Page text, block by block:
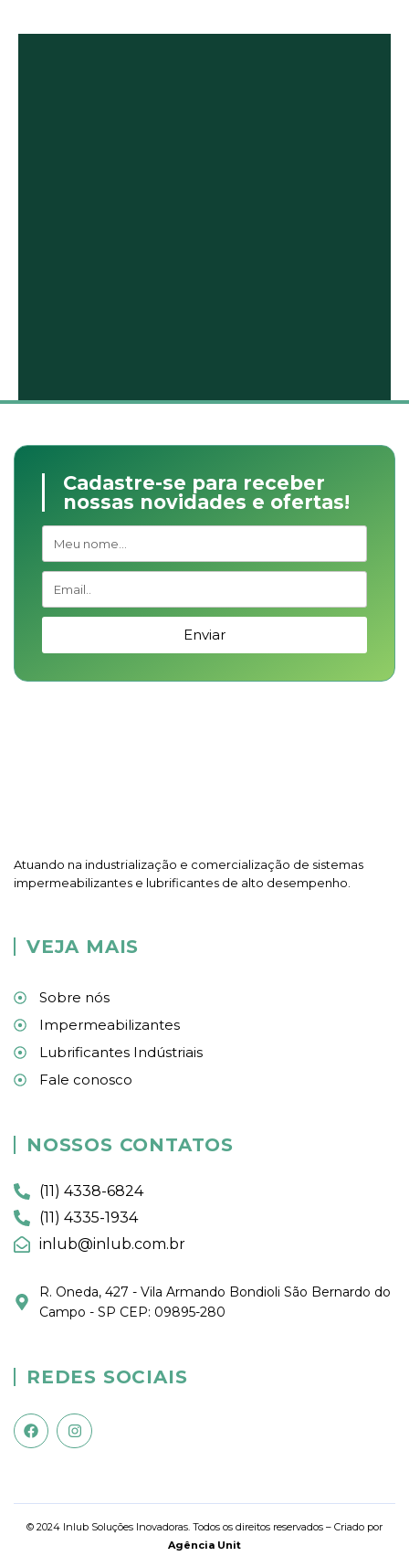
Cadastre-se para receber
nossas novidades e ofertas!
Enviar
Atuando na industrialização e comercialização de sistemas
impermeabilizantes e lubrificantes de alto desempenho.
VEJA MAIS
Sobre nós
Impermeabilizantes
Lubrificantes Indústriais
Fale conosco
NOSSOS CONTATOS
(11) 4338-6824
(11) 4335-1934
inlub@inlub.com.br
R. Oneda, 427 - Vila Armando Bondioli São Bernardo do
Campo - SP CEP: 09895-280
REDES SOCIAIS
© 2024 Inlub Soluções Inovadoras. Todos os direitos reservados – Criado por
Agência Unit